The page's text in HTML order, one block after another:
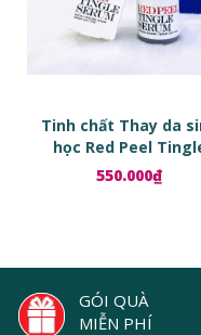
Tinh chất Thay da
học Red Peel
Serum
550.000₫
GÓI QUÀ
MIỄN PHÍ